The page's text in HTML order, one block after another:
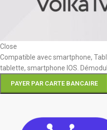
Close
Compatible avec smartphone,
tablette, smartphone IOS.
PAYER PAR CARTE BANCAIRE